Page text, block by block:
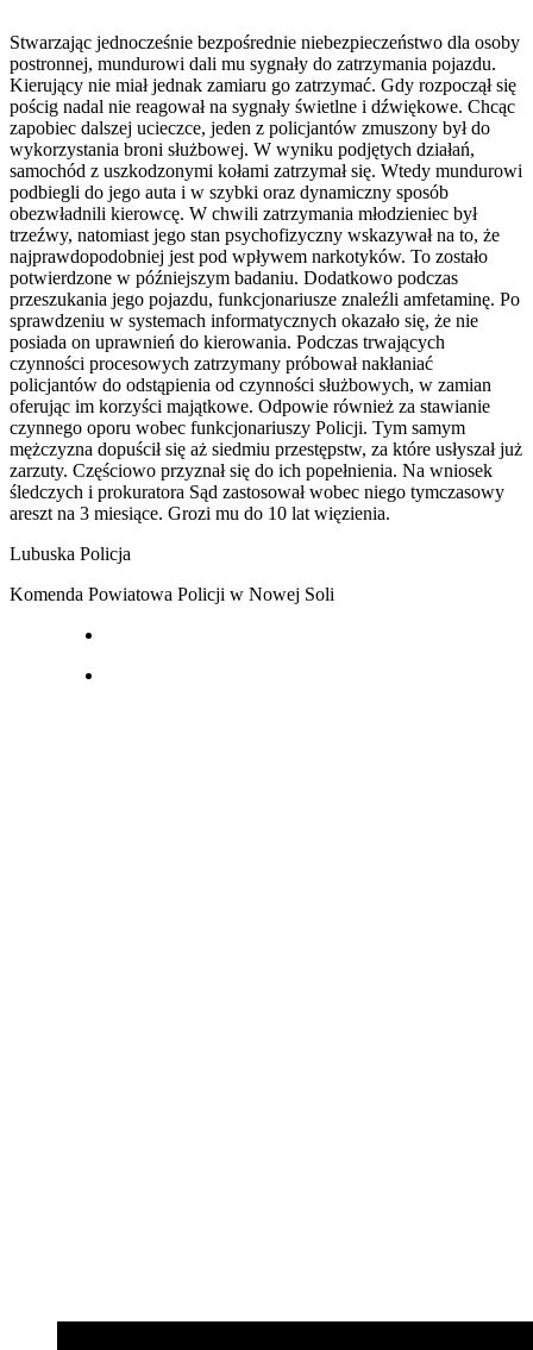
Stwarzając jednocześnie bezpośrednie niebezpieczeństwo dla osoby
postronnej, mundurowi dali mu sygnały do zatrzymania pojazdu.
Kierujący nie miał jednak zamiaru go zatrzymać. Gdy rozpoczął się
pościg nadal nie reagował na sygnały świetlne i dźwiękowe. Chcąc
zapobiec dalszej ucieczce, jeden z policjantów zmuszony był do
wykorzystania broni służbowej. W wyniku podjętych działań,
samochód z uszkodzonymi kołami zatrzymał się. Wtedy mundurowi
podbiegli do jego auta i w szybki oraz dynamiczny sposób
obezwładnili kierowcę. W chwili zatrzymania młodzieniec był
trzeźwy, natomiast jego stan psychofizyczny wskazywał na to, że
najprawdopodobniej jest pod wpływem narkotyków. To zostało
potwierdzone w późniejszym badaniu. Dodatkowo podczas
przeszukania jego pojazdu, funkcjonariusze znaleźli amfetaminę. Po
sprawdzeniu w systemach informatycznych okazało się, że nie
posiada on uprawnień do kierowania. Podczas trwających
czynności procesowych zatrzymany próbował nakłaniać
policjantów do odstąpienia od czynności służbowych, w zamian
oferując im korzyści majątkowe. Odpowie również za stawianie
czynnego oporu wobec funkcjonariuszy Policji. Tym samym
mężczyzna dopuścił się aż siedmiu przestępstw, za które usłyszał już
zarzuty. Częściowo przyznał się do ich popełnienia. Na wniosek
śledczych i prokuratora Sąd zastosował wobec niego tymczasowy
areszt na 3 miesiące. Grozi mu do 10 lat więzienia.
Lubuska Policja
Komenda Powiatowa Policji w Nowej Soli